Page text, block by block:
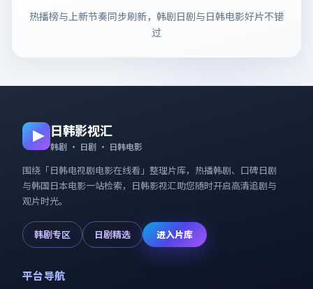
热播榜与上新节奏同步刷新，韩剧日剧与日韩电影好片不错
过
日韩影视汇
韩剧 · 日剧 · 日韩电影
围绕「日韩电视剧电影在线看 」整理片库，热播韩剧、口碑日剧
与韩国日本电影一站检索， 日韩影视汇助您随时开启高清追剧与
观片时光。
韩剧专区 日剧精选 进入片库
平台导航